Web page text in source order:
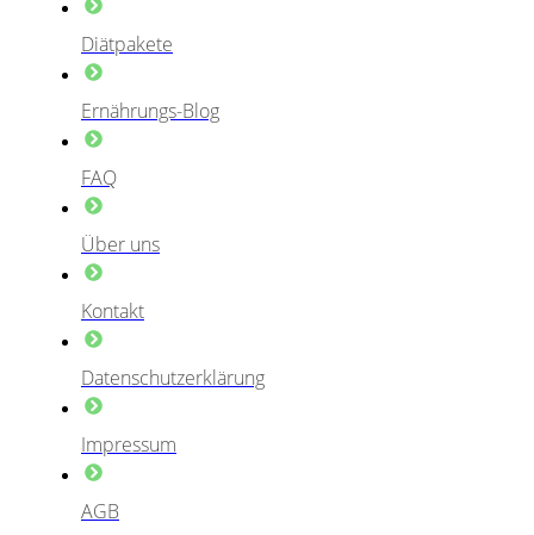
Diätpakete
Ernährungs-Blog
FAQ
Über uns
Kontakt
Datenschutzerklärung
Impressum
AGB